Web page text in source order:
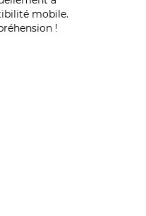
mobile.
!